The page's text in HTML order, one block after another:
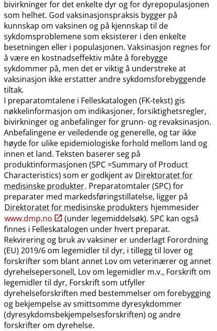
bivirkninger for det enkelte dyr og for dyrepopulasjonen
som helhet. God vaksinasjonspraksis bygger på
kunnskap om vaksinen og på kjennskap til de
sykdomsproblemene som eksisterer i den enkelte
besetningen eller i populasjonen. Vaksinasjon regnes for
å være en kostnadseffektiv måte å forebygge
sykdommer på, men det er viktig å understreke at
vaksinasjon ikke erstatter andre sykdomsforebyggende
tiltak.
I preparatomtalene i Felleskatalogen (FK-tekst) gis
nøkkelinformasjon om indikasjoner, forsiktighetsregler,
bivirkninger og anbefalinger for grunn- og revaksinasjon.
Anbefalingene er veiledende og generelle, og tar ikke
høyde for ulike epidemiologiske forhold mellom land og
innen et land. Teksten baserer seg på
produktinformasjonen (SPC =Summary of Product
Characteristics) som er godkjent av Direktoratet for
medisinske produkter. Preparatomtaler (SPC) for
preparater med markedsføringstillatelse, ligger på
Direktoratet for medisinske produkters hjemmesider
www.dmp.no
(under legemiddelsøk). SPC kan også
finnes i Felleskatalogen under hvert preparat.
Rekvirering og bruk av vaksiner er underlagt Forordning
(EU) 2019/6 om legemidler til dyr, i tillegg til lover og
forskrifter som blant annet Lov om veterinærer og annet
dyrehelsepersonell, Lov om legemidler m.v., Forskrift om
legemidler til dyr, Forskrift som utfyller
dyrehelseforskriften med bestemmelser om forebygging
og bekjempelse av smittsomme dyresykdommer
(dyresykdomsbekjempelsesforskriften) og andre
forskrifter om dyrehelse.